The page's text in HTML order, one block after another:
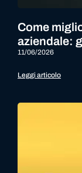
Come
aziendale:
11/06/2026
Leggi articolo